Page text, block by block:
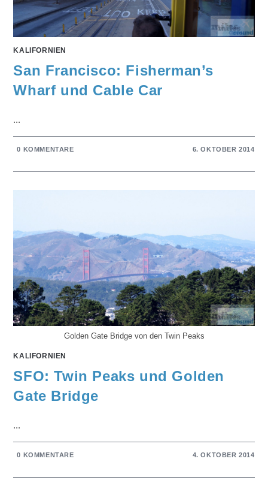
KALIFORNIEN
San Francisco: Fisherman’s
Wharf und Cable Car
...
0 KOMMENTARE 6. OKTOBER 2014
Golden Gate Bridge von den Twin Peaks
KALIFORNIEN
SFO: Twin Peaks und Golden
Gate Bridge
...
0 KOMMENTARE 4. OKTOBER 2014